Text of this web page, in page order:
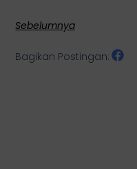
Sebelumnya
Bagikan Postingan: